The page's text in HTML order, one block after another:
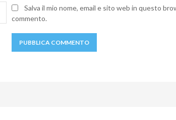
Nome:Salva il mio nome, email e sito web in questo
commento.